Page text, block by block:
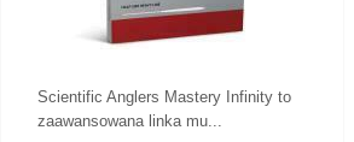
Scientific Anglers Mastery Infinity to
zaawansowana linka mu...